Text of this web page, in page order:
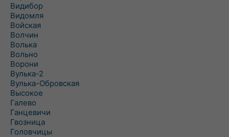
Видибор
Видомля
Войская
Волчин
Волька
Вольно
Ворони
Вулька-2
Вулька-Обровская
Высокое
Галево
Ганцевичи
Гвозница
Головчицы